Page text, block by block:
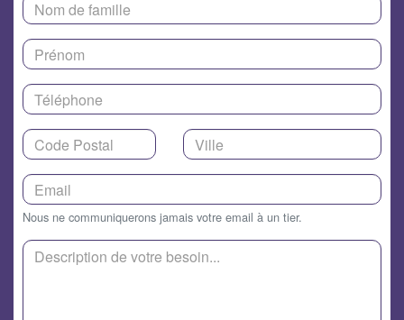
Nous ne communiquerons jamais votre email à un tier.